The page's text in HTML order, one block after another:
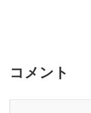
コメント